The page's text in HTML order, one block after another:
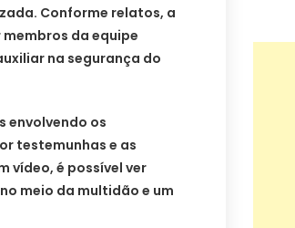
Conforme relatos, a
da equipe
na segurança do
envolvendo os
testemunhas e as
vídeo, é possível ver
meio da multidão e um